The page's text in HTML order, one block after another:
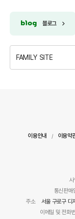
블로그
FAMILY SITE
이용안내 / 이용약
사
통신판매
주소
서울 구로구
이메일 및 전화